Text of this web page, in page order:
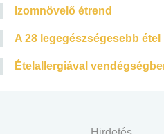
Izomnövelő étrend
A 28 legegészségesebb étel
Ételallergiával